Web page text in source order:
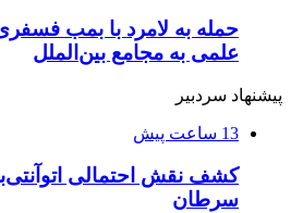
حمله به لامرد با بمب
علمی به مجامع بین‌الملل
پیشنهاد سردبیر
13 ساعت پیش
کشف نقش احتمالی
سرطان